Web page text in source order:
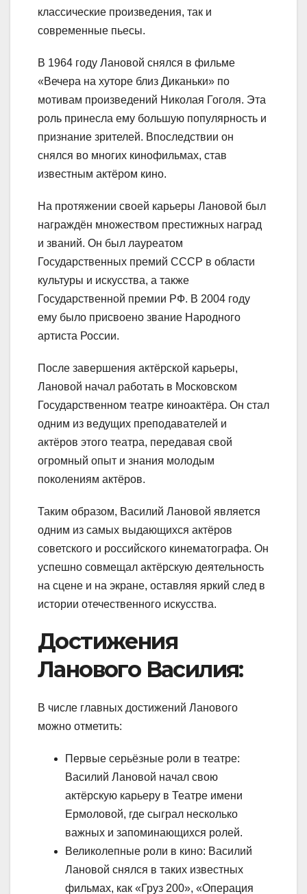
классические произведения, так и
современные пьесы.
В 1964 году Лановой снялся в фильме
«Вечера на хуторе близ Диканьки» по
мотивам произведений Николая Гоголя. Эта
роль принесла ему большую популярность и
признание зрителей. Впоследствии он
снялся во многих кинофильмах, став
известным актёром кино.
На протяжении своей карьеры Лановой был
награждён множеством престижных наград
и званий. Он был лауреатом
Государственных премий СССР в области
культуры и искусства, а также
Государственной премии РФ. В 2004 году
ему было присвоено звание Народного
артиста России.
После завершения актёрской карьеры,
Лановой начал работать в Московском
Государственном театре киноактёра. Он стал
одним из ведущих преподавателей и
актёров этого театра, передавая свой
огромный опыт и знания молодым
поколениям актёров.
Таким образом, Василий Лановой является
одним из самых выдающихся актёров
советского и российского кинематографа. Он
успешно совмещал актёрскую деятельность
на сцене и на экране, оставляя яркий след в
истории отечественного искусства.
Достижения
Ланового Василия:
В числе главных достижений Ланового
можно отметить:
Первые серьёзные роли в театре:
Василий Лановой начал свою
актёрскую карьеру в Театре имени
Ермоловой, где сыграл несколько
важных и запоминающихся ролей.
Великолепные роли в кино: Василий
Лановой снялся в таких известных
фильмах, как «Груз 200», «Операция